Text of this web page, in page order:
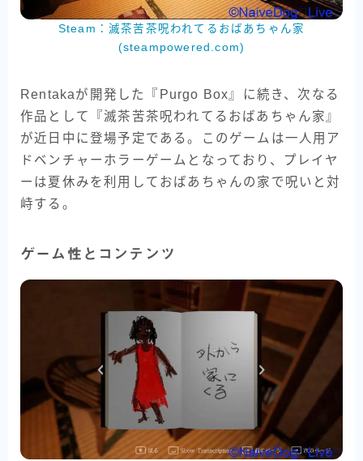
Steam：滅茶苦茶呪われてるおばあちゃん家
(steampowered.com)
Rentakaが開発した『Purgo Box』に続き、次なる
作品として『滅茶苦茶呪われてるおばあちゃん家』
が近日中に登場予定である。このゲームは一人用ア
ドベンチャーホラーゲームとなっており、プレイヤ
ーは夏休みを利用しておばあちゃんの家で呪いと対
峙する。
ゲーム性とコンテンツ